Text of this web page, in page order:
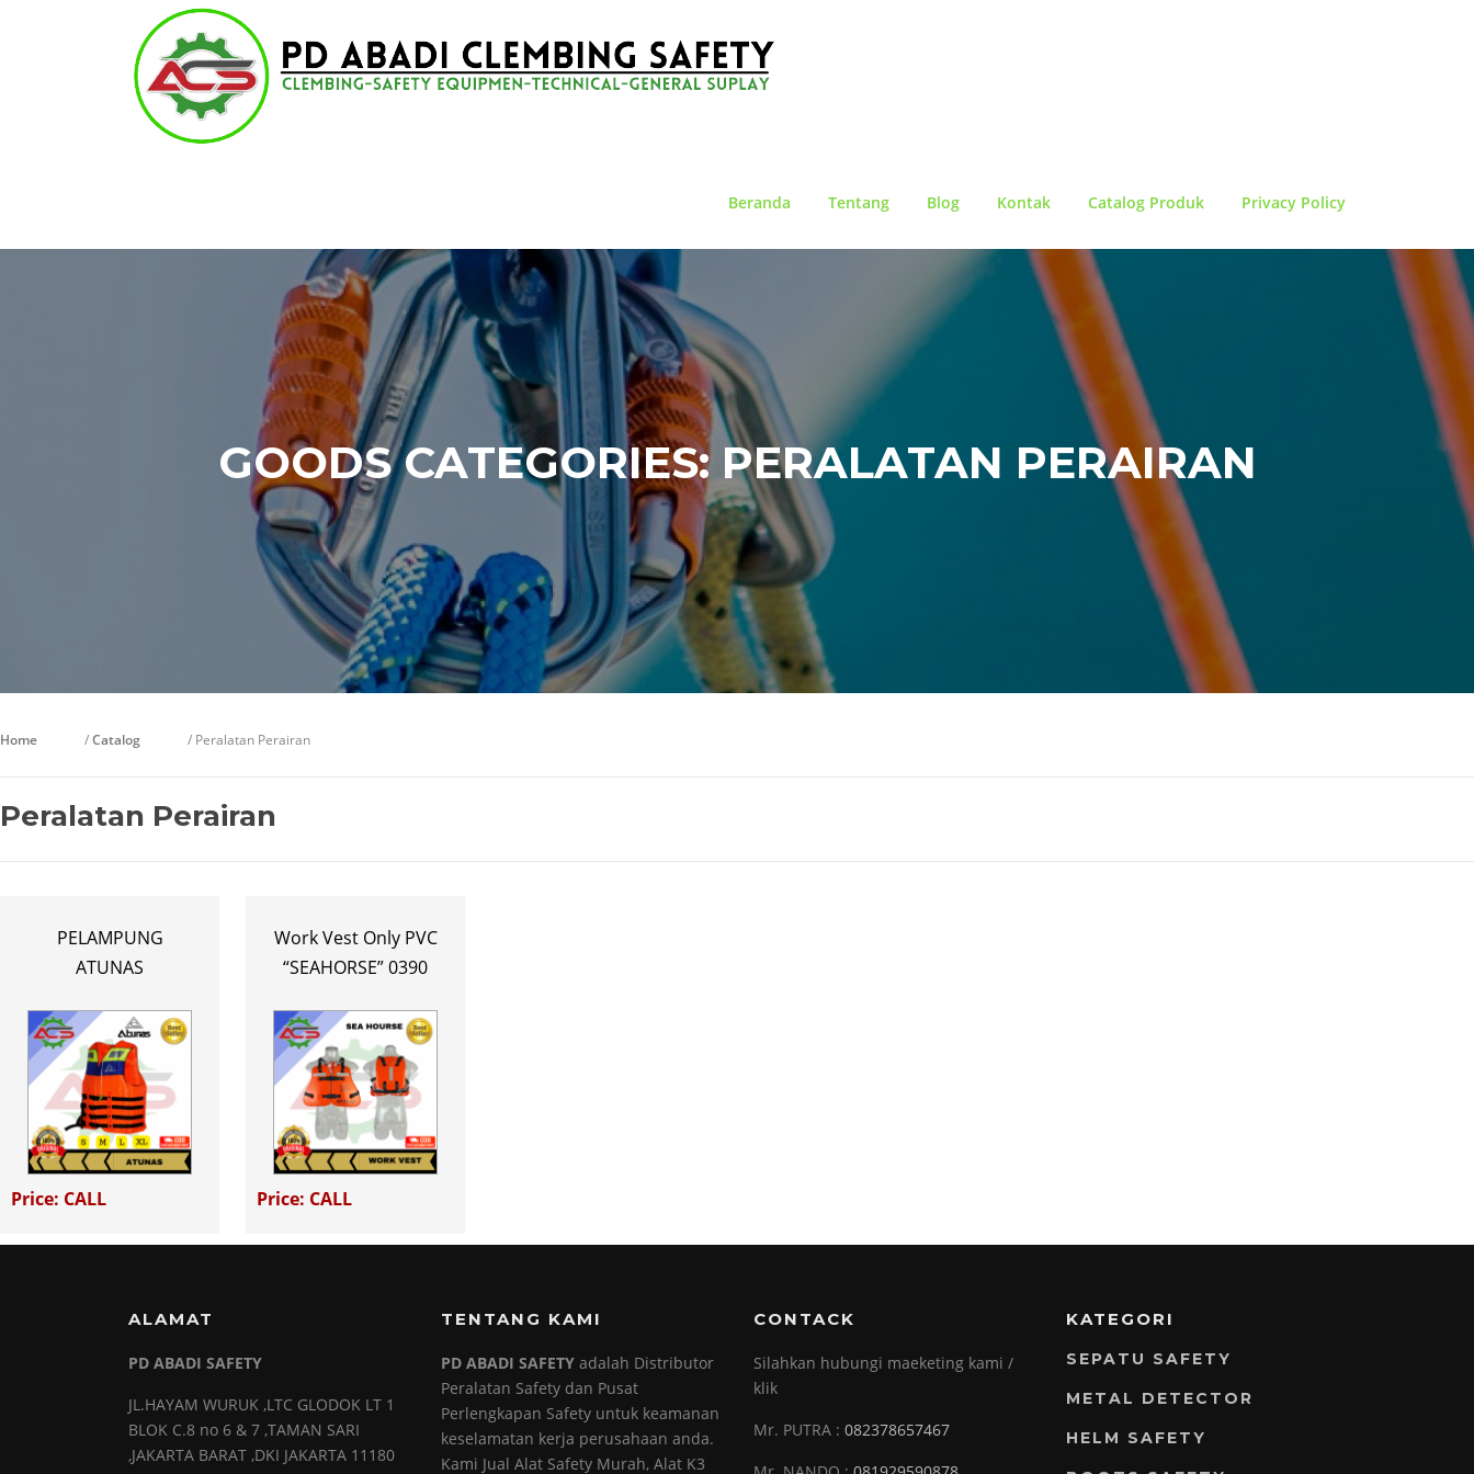
Beranda Tentang Blog Kontak Catalog Produk Privacy Policy
GOODS CATEGORIES: PERALATAN PERAIRAN
Home /Catalog / Peralatan Perairan
Peralatan Perairan
PELAMPUNG
ATUNAS
Price: CALL
Work Vest Only PVC
“SEAHORSE” 0390
Price: CALL
ALAMAT
PD ABADI SAFETY
JL.HAYAM WURUK ,LTC GLODOK LT 1
BLOK C.8 no 6 & 7 ,TAMAN SARI
,JAKARTA BARAT ,DKI JAKARTA 11180
TENTANG KAMI
PD ABADI SAFETY adalah Distributor
Peralatan Safety dan Pusat
Perlengkapan Safety untuk keamanan
keselamatan kerja perusahaan anda.
Kami Jual Alat Safety Murah, Alat K3
CONTACK
Silahkan hubungi maeketing kami /
klik
Mr. PUTRA : 082378657467
KATEGORI
SEPATU SAFETY
METAL DETECTOR
HELM SAFETY